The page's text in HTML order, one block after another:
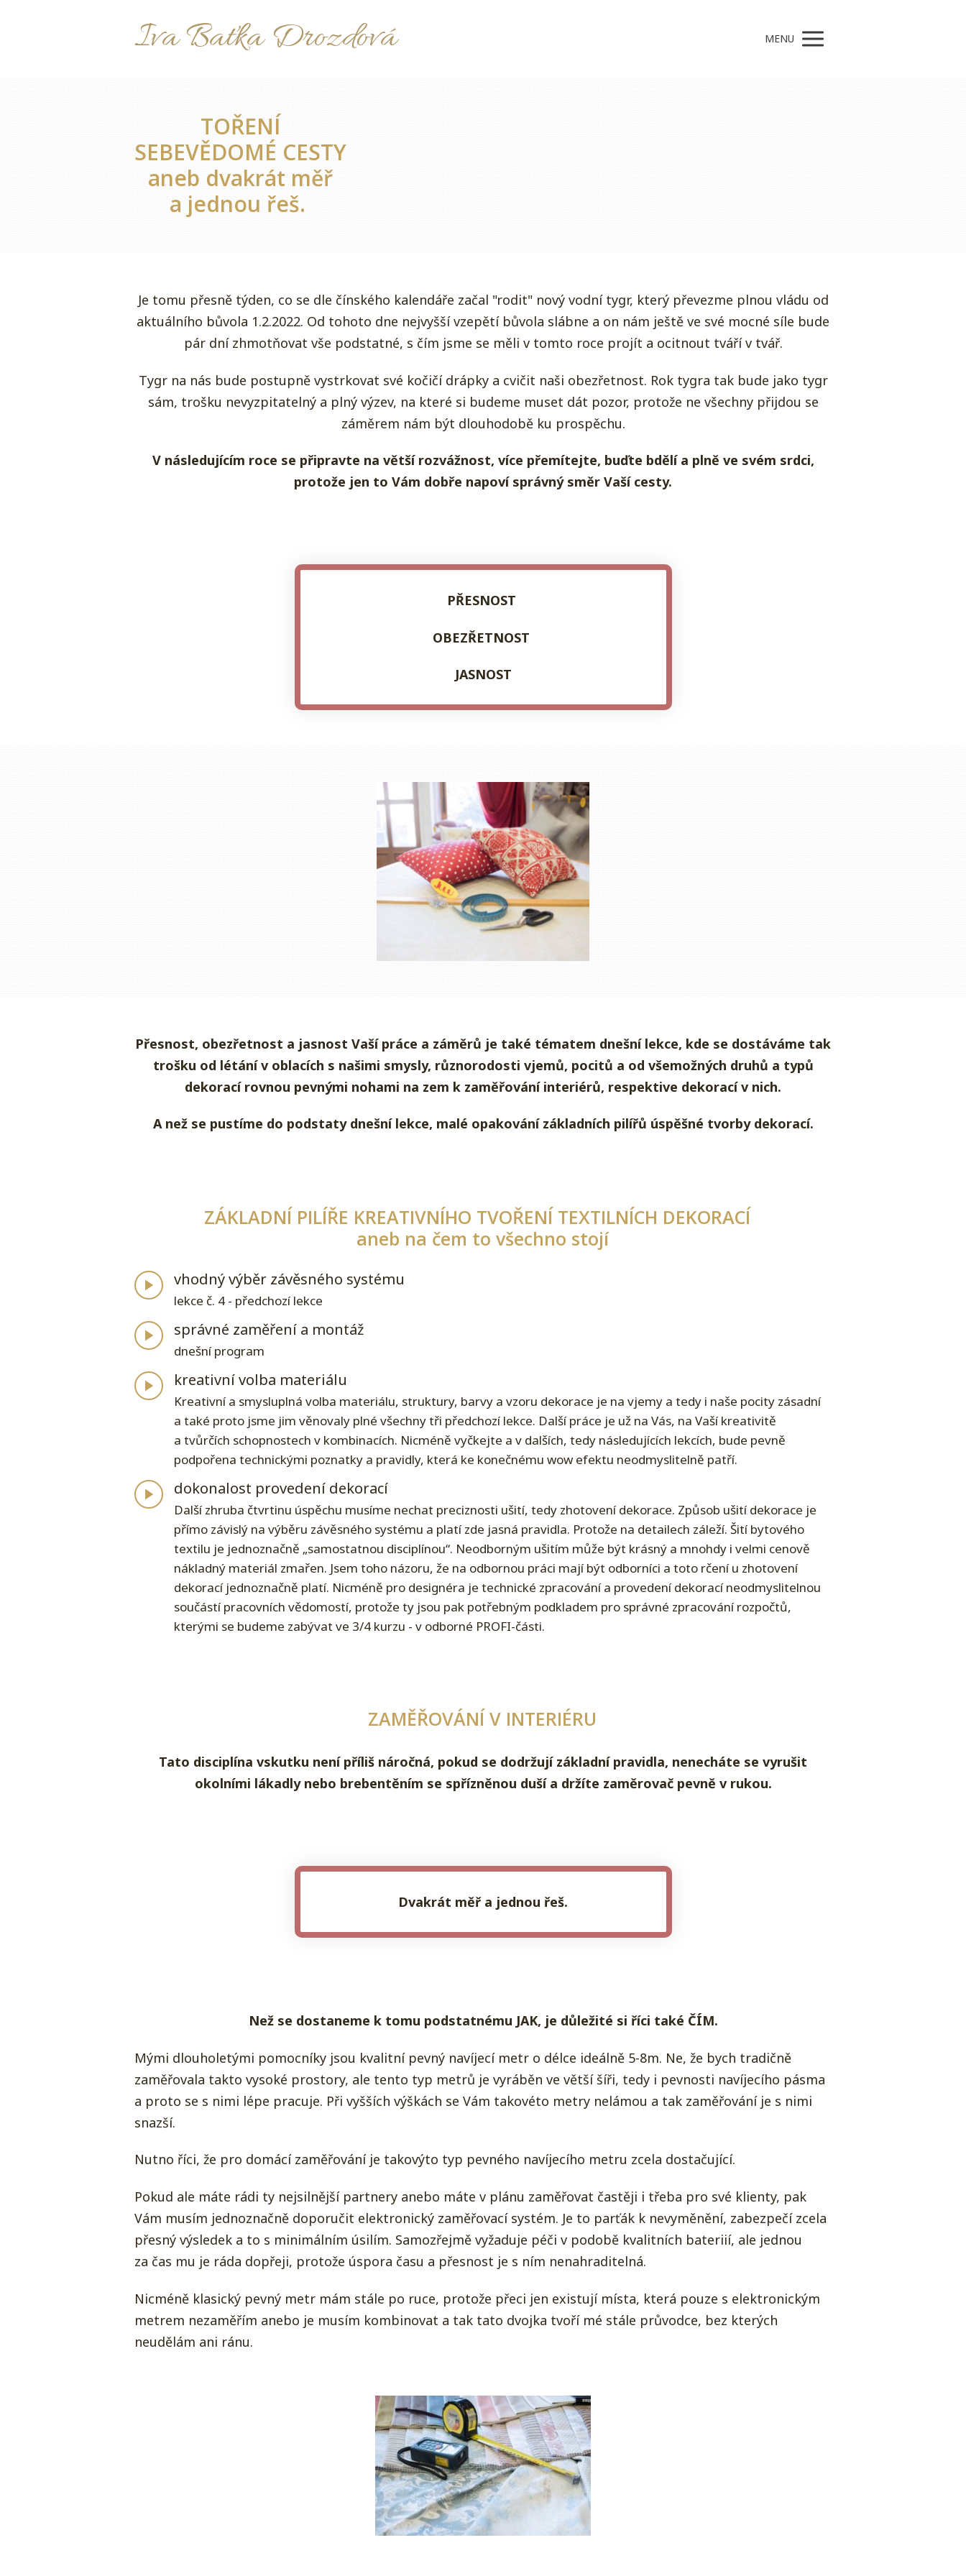
Iva Baťka Drozdová MENU
TOŘENÍ
SEBEVĚDOMÉ CESTY
aneb dvakrát měř
a jednou řeš.
Je tomu přesně týden, co se dle čínského kalendáře začal "rodit" nový vodní tygr, který převezme plnou vládu od
aktuálního bůvola 1.2.2022. Od tohoto dne nejvyšší vzepětí bůvola slábne a on nám ještě ve své mocné síle bude
pár dní zhmotňovat vše podstatné, s čím jsme se měli v tomto roce projít a ocitnout tváří v tvář.
Tygr na nás bude postupně vystrkovat své kočičí drápky a cvičit naši obezřetnost. Rok tygra tak bude jako tygr
sám, trošku nevyzpitatelný a plný výzev, na které si budeme muset dát pozor, protože ne všechny přijdou se
záměrem nám být dlouhodobě ku prospěchu.
V následujícím roce se připravte na větší rozvážnost, více přemítejte, buďte bdělí a plně ve svém srdci,
protože jen to Vám dobře napoví správný směr Vaší cesty.
PŘESNOST
OBEZŘETNOST
JASNOST
Přesnost, obezřetnost a jasnost Vaší práce a záměrů je také tématem dnešní lekce, kde se dostáváme tak
trošku od létání v oblacích s našimi smysly, různorodosti vjemů, pocitů a od všemožných druhů a typů
dekorací rovnou pevnými nohami na zem k zaměřování interiérů, respektive dekorací v nich.
A než se pustíme do podstaty dnešní lekce, malé opakování základních pilířů úspěšné tvorby dekorací.
ZÁKLADNÍ PILÍŘE KREATIVNÍHO TVOŘENÍ TEXTILNÍCH DEKORACÍ
aneb na čem to všechno stojí
vhodný výběr závěsného systému
lekce č. 4 - předchozí lekce
správné zaměření a montáž
dnešní program
kreativní volba materiálu
Kreativní a smysluplná volba materiálu, struktury, barvy a vzoru dekorace je na vjemy a tedy i naše pocity zásadní
a také proto jsme jim věnovaly plné všechny tři předchozí lekce. Další práce je už na Vás, na Vaší kreativitě
a tvůrčích schopnostech v kombinacích. Nicméně vyčkejte a v dalších, tedy následujících lekcích, bude pevně
podpořena technickými poznatky a pravidly, která ke konečnému wow efektu neodmyslitelně patří.
dokonalost provedení dekorací
Další zhruba čtvrtinu úspěchu musíme nechat preciznosti ušití, tedy zhotovení dekorace. Způsob ušití dekorace je
přímo závislý na výběru závěsného systému a platí zde jasná pravidla. Protože na detailech záleží. Šití bytového
textilu je jednoznačně „samostatnou disciplínou“. Neodborným ušitím může být krásný a mnohdy i velmi cenově
nákladný materiál zmařen. Jsem toho názoru, že na odbornou práci mají být odborníci a toto rčení u zhotovení
dekorací jednoznačně platí. Nicméně pro designéra je technické zpracování a provedení dekorací neodmyslitelnou
součástí pracovních vědomostí, protože ty jsou pak potřebným podkladem pro správné zpracování rozpočtů,
kterými se budeme zabývat ve 3/4 kurzu - v odborné PROFI-části.
ZAMĚŘOVÁNÍ V INTERIÉRU
Tato disciplína vskutku není příliš náročná, pokud se dodržují základní pravidla, nenecháte se vyrušit
okolními lákadly nebo brebentěním se spřízněnou duší a držíte zaměrovač pevně v rukou.
Dvakrát měř a jednou řeš.
Než se dostaneme k tomu podstatnému JAK, je důležité si říci také ČÍM.
Mými dlouholetými pomocníky jsou kvalitní pevný navíjecí metr o délce ideálně 5-8m. Ne, že bych tradičně
zaměřovala takto vysoké prostory, ale tento typ metrů je vyráběn ve větší šíři, tedy i pevnosti navíjecího pásma
a proto se s nimi lépe pracuje. Při vyšších výškách se Vám takovéto metry nelámou a tak zaměřování je s nimi
snazší.
Nutno říci, že pro domácí zaměřování je takovýto typ pevného navíjecího metru zcela dostačující.
Pokud ale máte rádi ty nejsilnější partnery anebo máte v plánu zaměřovat častěji i třeba pro své klienty, pak
Vám musím jednoznačně doporučit elektronický zaměřovací systém. Je to parťák k nevyměnění, zabezpečí zcela
přesný výsledek a to s minimálním úsilím. Samozřejmě vyžaduje péči v podobě kvalitních bateriií, ale jednou
za čas mu je ráda dopřeji, protože úspora času a přesnost je s ním nenahraditelná.
Nicméně klasický pevný metr mám stále po ruce, protože přeci jen existují místa, která pouze s elektronickým
metrem nezaměřím anebo je musím kombinovat a tak tato dvojka tvoří mé stále průvodce, bez kterých
neudělám ani ránu.